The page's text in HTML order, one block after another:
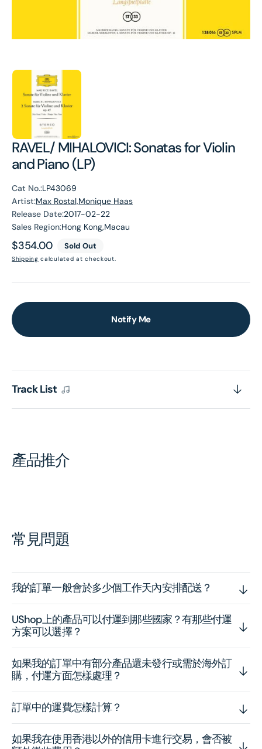
RAVEL/ MIHALOVICI: Sonatas for Violin
and Piano (LP)
Cat No.:LP43069
Artist:Max Rostal,Monique Haas
Release Date:2017-02-22
Sales Region:Hong Kong,Macau
Regular
price
$354.00 Sold Out
Shipping calculated at checkout.
Notify Me
Track List
產品推介
常見問題
我的訂單一般會於多少個工作天內安排配送？
UShop上的產品可以付運到那些國家？有那些付運
方案可以選擇？
如果我的訂單中有部分產品還未發行或需於海外訂
購，付運方面怎樣處理？
訂單中的運費怎樣計算？
如果我在使用香港以外的信用卡進行交易，會否被